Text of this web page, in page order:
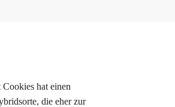
hat einen
die eher zur